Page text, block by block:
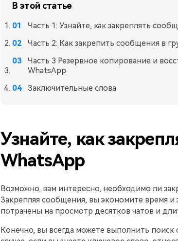
В этой статье
Часть 1: Узнайте, как закреплять
Часть 2: Как закрепить сообщения в
Часть 3 Резервное копирование и
WhatsApp
Заключительные слова
Узнайте, как
WhatsApp
Возможно, вам интересно, необходимо ли
Закрепляя сообщения, вы экономите время
потрачены на просмотр десятков чатов и
Конечно, вы всегда можете выполнить поиск